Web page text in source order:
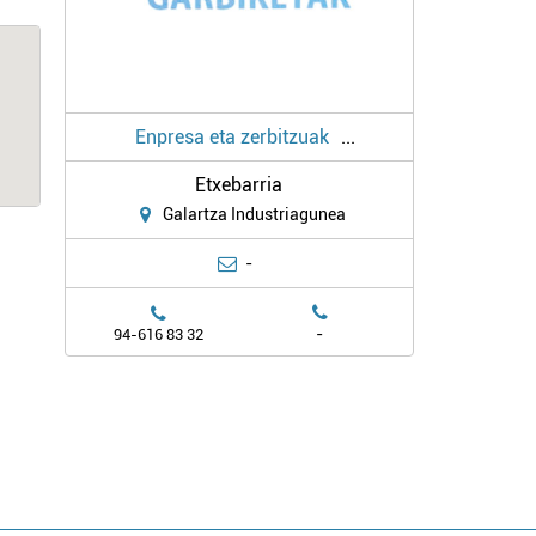
Enpresa eta zerbitzuak ...
Etxebarria
Galartza Industriagunea
-
94-616 83 32 -